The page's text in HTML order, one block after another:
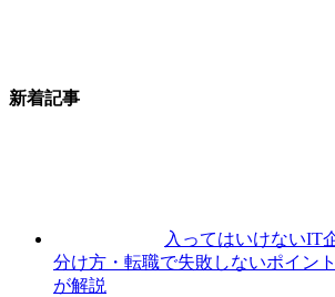
新着記事
入ってはいけないIT
分け方・転職で失敗しないポイン
が解説